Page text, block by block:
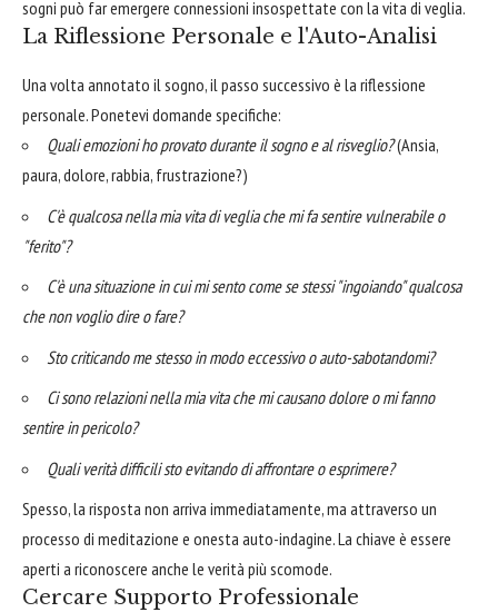
sogni può far emergere connessioni insospettate con la vita di veglia.
La Riflessione Personale e l'Auto-Analisi
Una volta annotato il sogno, il passo successivo è la riflessione
personale. Ponetevi domande specifiche:
Quali emozioni ho provato durante il sogno e al risveglio?(Ansia,
paura, dolore, rabbia, frustrazione?)
C'è qualcosa nella mia vita di veglia che mi fa sentire vulnerabile o
"ferito"?
C'è una situazione in cui mi sento come se stessi "ingoiando" qualcosa
che non voglio dire o fare?
Sto criticando me stesso in modo eccessivo o auto-sabotandomi?
Ci sono relazioni nella mia vita che mi causano dolore o mi fanno
sentire in pericolo?
Quali verità difficili sto evitando di affrontare o esprimere?
Spesso, la risposta non arriva immediatamente, ma attraverso un
processo di meditazione e onesta auto-indagine. La chiave è essere
aperti a riconoscere anche le verità più scomode.
Cercare Supporto Professionale